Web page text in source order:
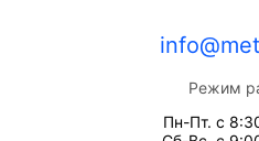
Режим
Пн-Пт. с